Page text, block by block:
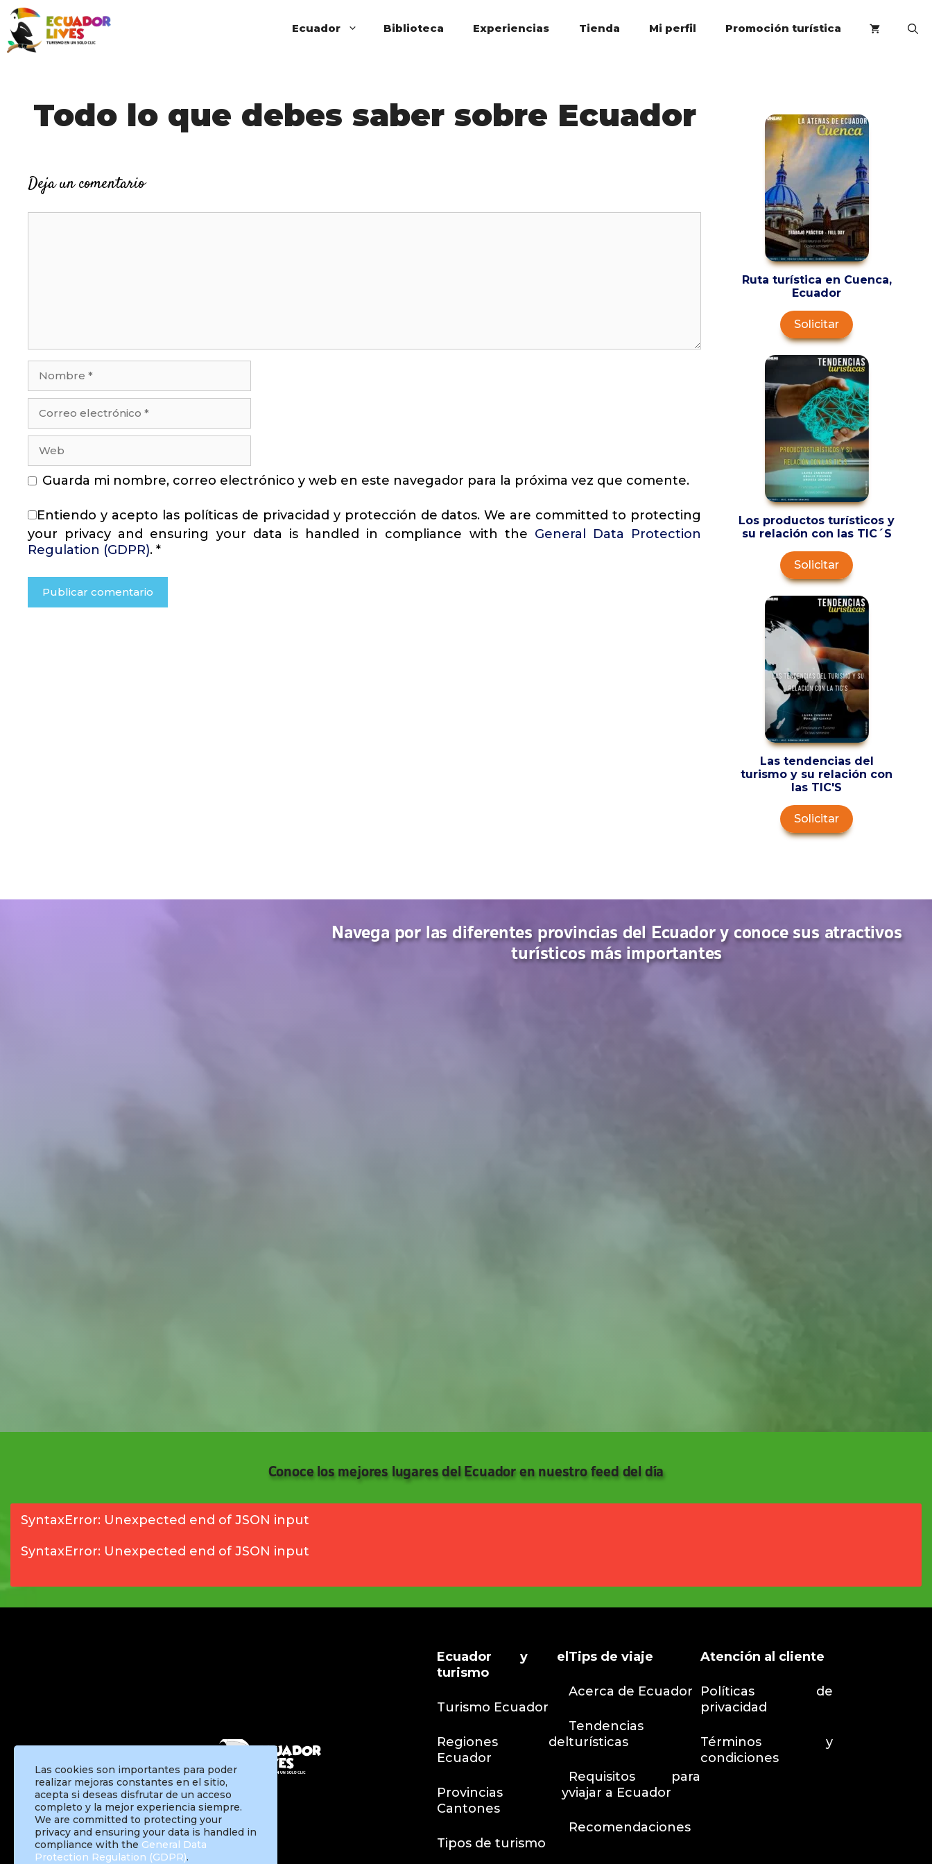
Saltar
contenido
Ecuador Biblioteca Experiencias Tienda Mi perfil Promoción turística
Todo lo que debes saber sobre Ecuador
Deja un comentario
electrónico
Guarda mi nombre, correo electrónico y web en este navegador para la próxima vez que comente.
Entiendo y acepto las políticas de privacidad y protección de datos. We are committed to protecting
your privacy and ensuring your data is handled in compliance with the General Data Protection
Regulation (GDPR). *
Ruta turística en Cuenca,
Ecuador
Solicitar
Los productos turísticos y
su relación con las TIC´S
Solicitar
Las tendencias del
turismo y su relación con
las TIC'S
Solicitar
Navega por las diferentes provincias del Ecuador y conoce sus atractivos
turísticos más importantes
Conoce los mejores lugares del Ecuador en nuestro feed del día
SyntaxError: Unexpected end of JSON input
SyntaxError: Unexpected end of JSON input
Ecuador y el
turismo
Turismo Ecuador
Regiones del
Ecuador
Provincias y
Cantones
Tipos de turismo
Tips de viaje
Acerca de Ecuador
Tendencias
turísticas
Requisitos para
viajar a Ecuador
Recomendaciones
Atención al cliente
Políticas de
privacidad
Términos y
condiciones
Las cookies son importantes para poder
realizar mejoras constantes en el sitio,
acepta si deseas disfrutar de un acceso
completo y la mejor experiencia siempre.
We are committed to protecting your
privacy and ensuring your data is handled in
compliance with the General Data
Protection Regulation (GDPR).